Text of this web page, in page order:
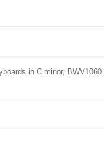
in C minor, BWV1060